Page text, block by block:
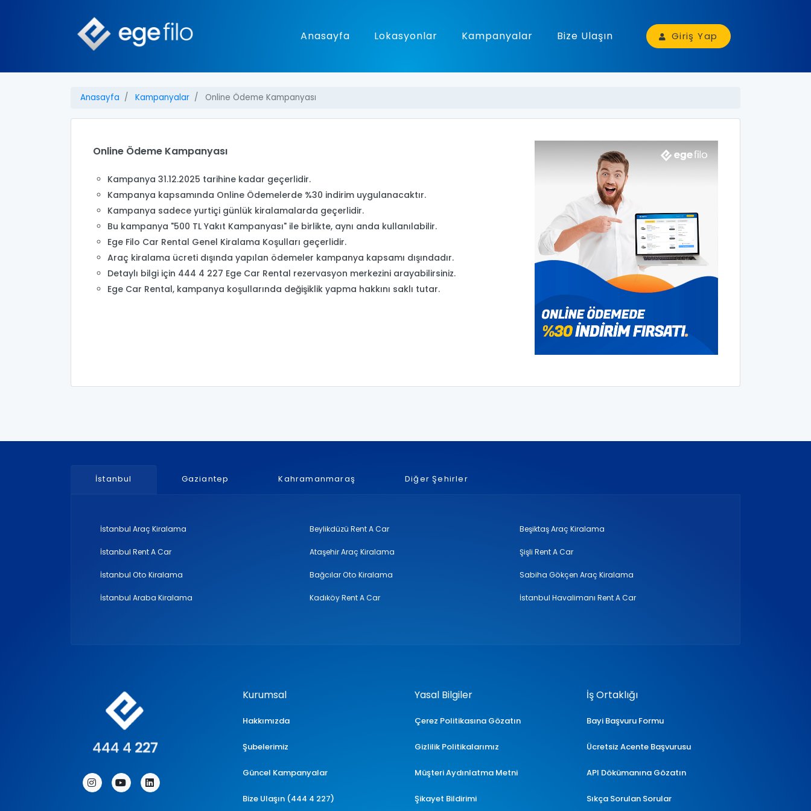
Anasayfa Lokasyonlar Kampanyalar Bize Ulaşın Giriş Yap
Anasayfa Kampanyalar Online Ödeme Kampanyası
Online Ödeme Kampanyası
Kampanya 31.12.2025 tarihine kadar geçerlidir.
Kampanya kapsamında Online Ödemelerde %30 indirim uygulanacaktır.
Kampanya sadece yurtiçi günlük kiralamalarda geçerlidir.
Bu kampanya "500 TL Yakıt Kampanyası" ile birlikte, aynı anda kullanılabilir.
Ege Filo Car Rental Genel Kiralama Koşulları geçerlidir.
Araç kiralama ücreti dışında yapılan ödemeler kampanya kapsamı dışındadır.
Detaylı bilgi için 444 4 227 Ege Car Rental rezervasyon merkezini arayabilirsiniz.
Ege Car Rental, kampanya koşullarında değişiklik yapma hakkını saklı tutar.
İstanbul Gaziantep Kahramanmaraş Diğer Şehirler
İstanbul Araç Kiralama
İstanbul Rent A Car
İstanbul Oto Kiralama
İstanbul Araba Kiralama
Beylikdüzü Rent A Car
Ataşehir Araç Kiralama
Bağcılar Oto Kiralama
Kadıköy Rent A Car
Beşiktaş Araç Kiralama
Şişli Rent A Car
Sabiha Gökçen Araç Kiralama
İstanbul Havalimanı Rent A Car
InstagramYouTubeLinkedIn
Kurumsal
Hakkımızda
Şubelerimiz
Güncel Kampanyalar
Bize Ulaşın (444 4 227)
Yasal Bilgiler
Çerez Politikasına Gözatın
Gizlilik Politikalarımız
Müşteri Aydınlatma Metni
Şikayet Bildirimi
İş Ortaklığı
Bayi Başvuru Formu
Ücretsiz Acente Başvurusu
API Dökümanına Gözatın
Sıkça Sorulan Sorular